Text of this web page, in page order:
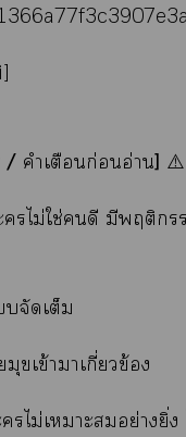
/ คำเตือนก่อนอ่าน] ⚠️
ไม่ใช่ดี มีพฤติกร
จัดเต็ม
ขเข้าาเกี่ยวข้อง
ไม่เาะอย่างยิ่ง